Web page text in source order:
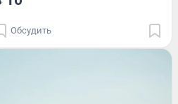
Обсудить